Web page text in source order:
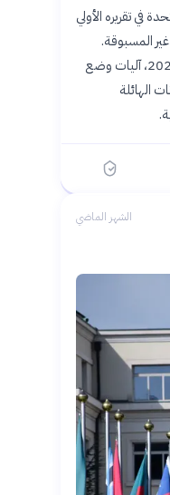
في تقريره الأولي
غير المسبوقة.
سيناقش «الحوار العالمي حول حوكمة الذكاء الاصطناعي» في جنيف، ابتداءً من 6 يوليو 2026، آليات وضع
الهائلة
الشهر الماضي